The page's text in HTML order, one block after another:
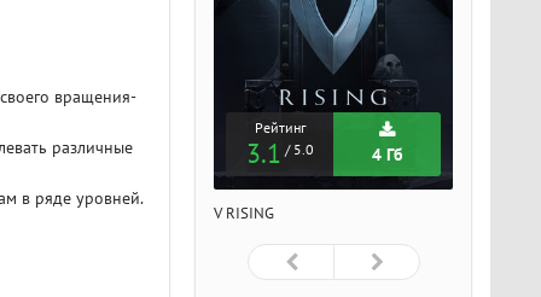
вращения-
различные
в ряде уровней.
3.1/ 5.0 4 Гб
Рейтинг
3.1 / 5.0 4 Гб
V RISING